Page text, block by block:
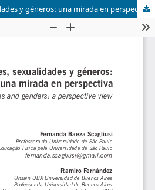
y géneros: una mirada en perspectiva